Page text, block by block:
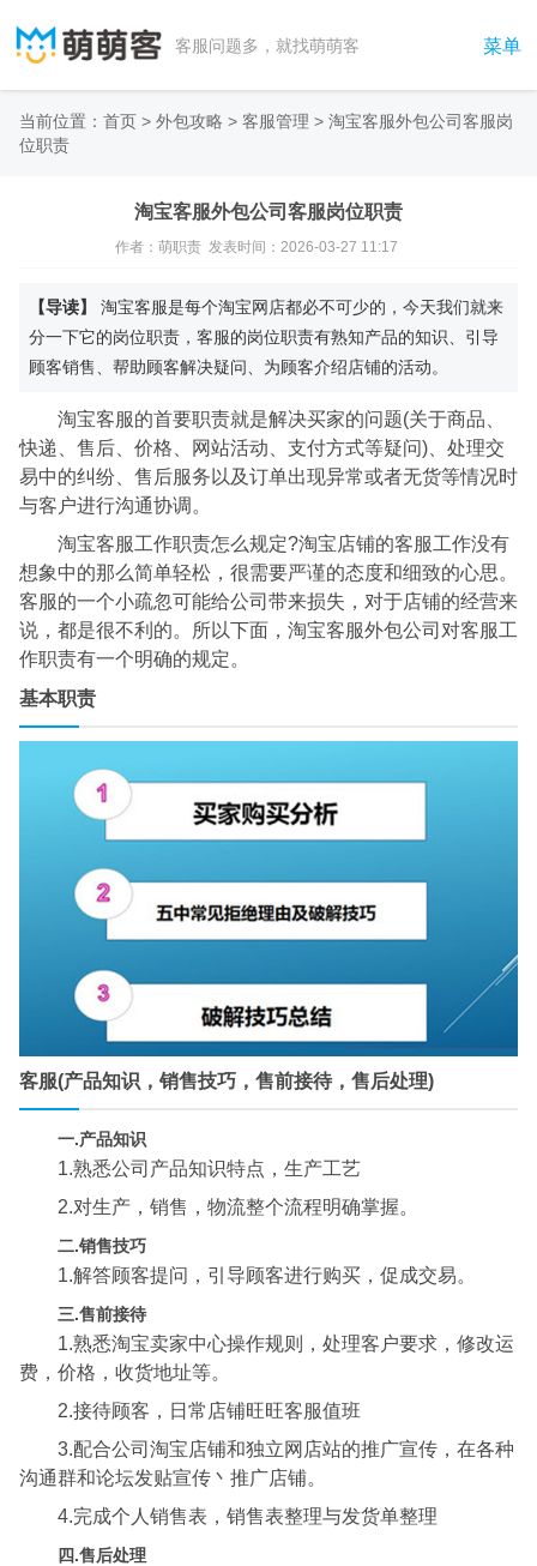
菜单
客服问题多，就找萌萌客
当前位置： 首页 > 外包攻略 > 客服管理 > 淘宝客服外包公司客服岗
位职责
淘宝客服外包公司客服岗位职责
作者：萌职责 发表时间：2026-03-27 11:17
【导读】
淘宝客服是每个淘宝网店都必不可少的，今天我们就来
分一下它的岗位职责，客服的岗位职责有熟知产品的知识、引导
顾客销售、帮助顾客解决疑问、为顾客介绍店铺的活动。
淘宝客服的首要职责就是解决买家的问题(关于商品、
快递、售后、价格、网站活动、支付方式等疑问)、处理交
易中的纠纷、售后服务以及订单出现异常或者无货等情况时
与客户进行沟通协调。
淘宝客服工作职责怎么规定?淘宝店铺的客服工作没有
想象中的那么简单轻松，很需要严谨的态度和细致的心思。
客服的一个小疏忽可能给公司带来损失，对于店铺的经营来
说，都是很不利的。所以下面，淘宝客服外包公司对客服工
作职责有一个明确的规定。
基本职责
客服(产品知识，销售技巧，售前接待，售后处理)
一.产品知识
1.熟悉公司产品知识特点，生产工艺
2.对生产，销售，物流整个流程明确掌握。
二.销售技巧
1.解答顾客提问，引导顾客进行购买，促成交易。
三.售前接待
1.熟悉淘宝卖家中心操作规则，处理客户要求，修改运
费，价格，收货地址等。
2.接待顾客，日常店铺旺旺客服值班
3.配合公司淘宝店铺和独立网店站的推广宣传，在各种
沟通群和论坛发贴宣传丶推广店铺。
4.完成个人销售表，销售表整理与发货单整理
四.售后处理